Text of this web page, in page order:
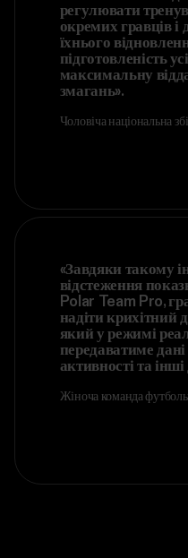
«Polar Team Pro
регулювати
окремих гравців і
їхнього
підготовленість
максимальну
«Завдяки такому
відстеження
Polar Team Pro,
надіти крихітний
який у режимі
передаватиме